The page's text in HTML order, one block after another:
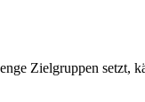
Zielgruppen setzt,